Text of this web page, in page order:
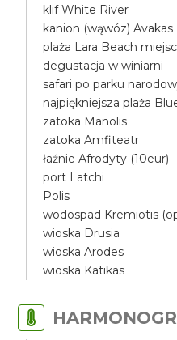
klif White River
kanion (wąwóz) Avakas
plaża Lara Beach
degustacja w winiarni
safari po parku
najpiękniejsza plaża
zatoka Manolis
zatoka Amfiteatr
łaźnie Afrodyty (10eur)
port Latchi
Polis
wodospad Kremiotis
wioska Drusia
wioska Arodes
wioska Katikas